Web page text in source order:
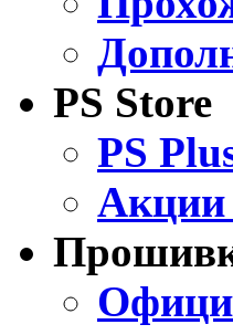
PS Store
PS
Акции